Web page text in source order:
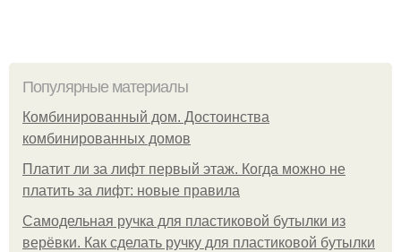
Популярные материалы
Комбинированный дом. Достоинства
комбинированных домов
Платит ли за лифт первый этаж. Когда можно не
платить за лифт: новые правила
Самодельная ручка для пластиковой бутылки из
верёвки. Как сделать ручку для пластиковой бутылки